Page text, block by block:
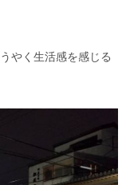
やく生活感を感じる